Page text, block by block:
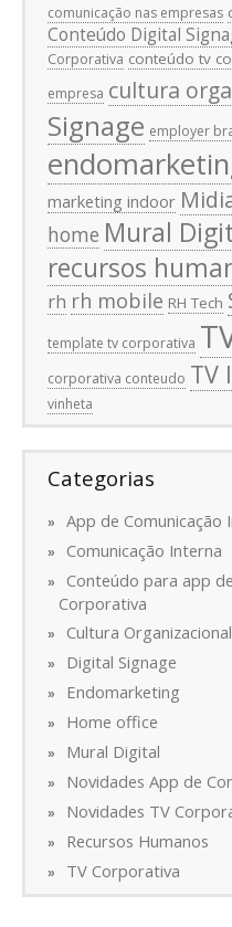
comunicação nas empresas
Conteúdo Digital
Corporativa conteúdo tv
empresa cultura
Signage employer
marketing indoor
home Mural
recursos
rh rh mobile RH Tech
template tv corporativa
corporativa conteudo TV
vinheta
Categorias
App de Comunicação
Comunicação Interna
Conteúdo para app
Corporativa
Cultura Organizacional
Digital Signage
Endomarketing
Home office
Mural Digital
Novidades App de
Novidades TV
Recursos Humanos
TV Corporativa